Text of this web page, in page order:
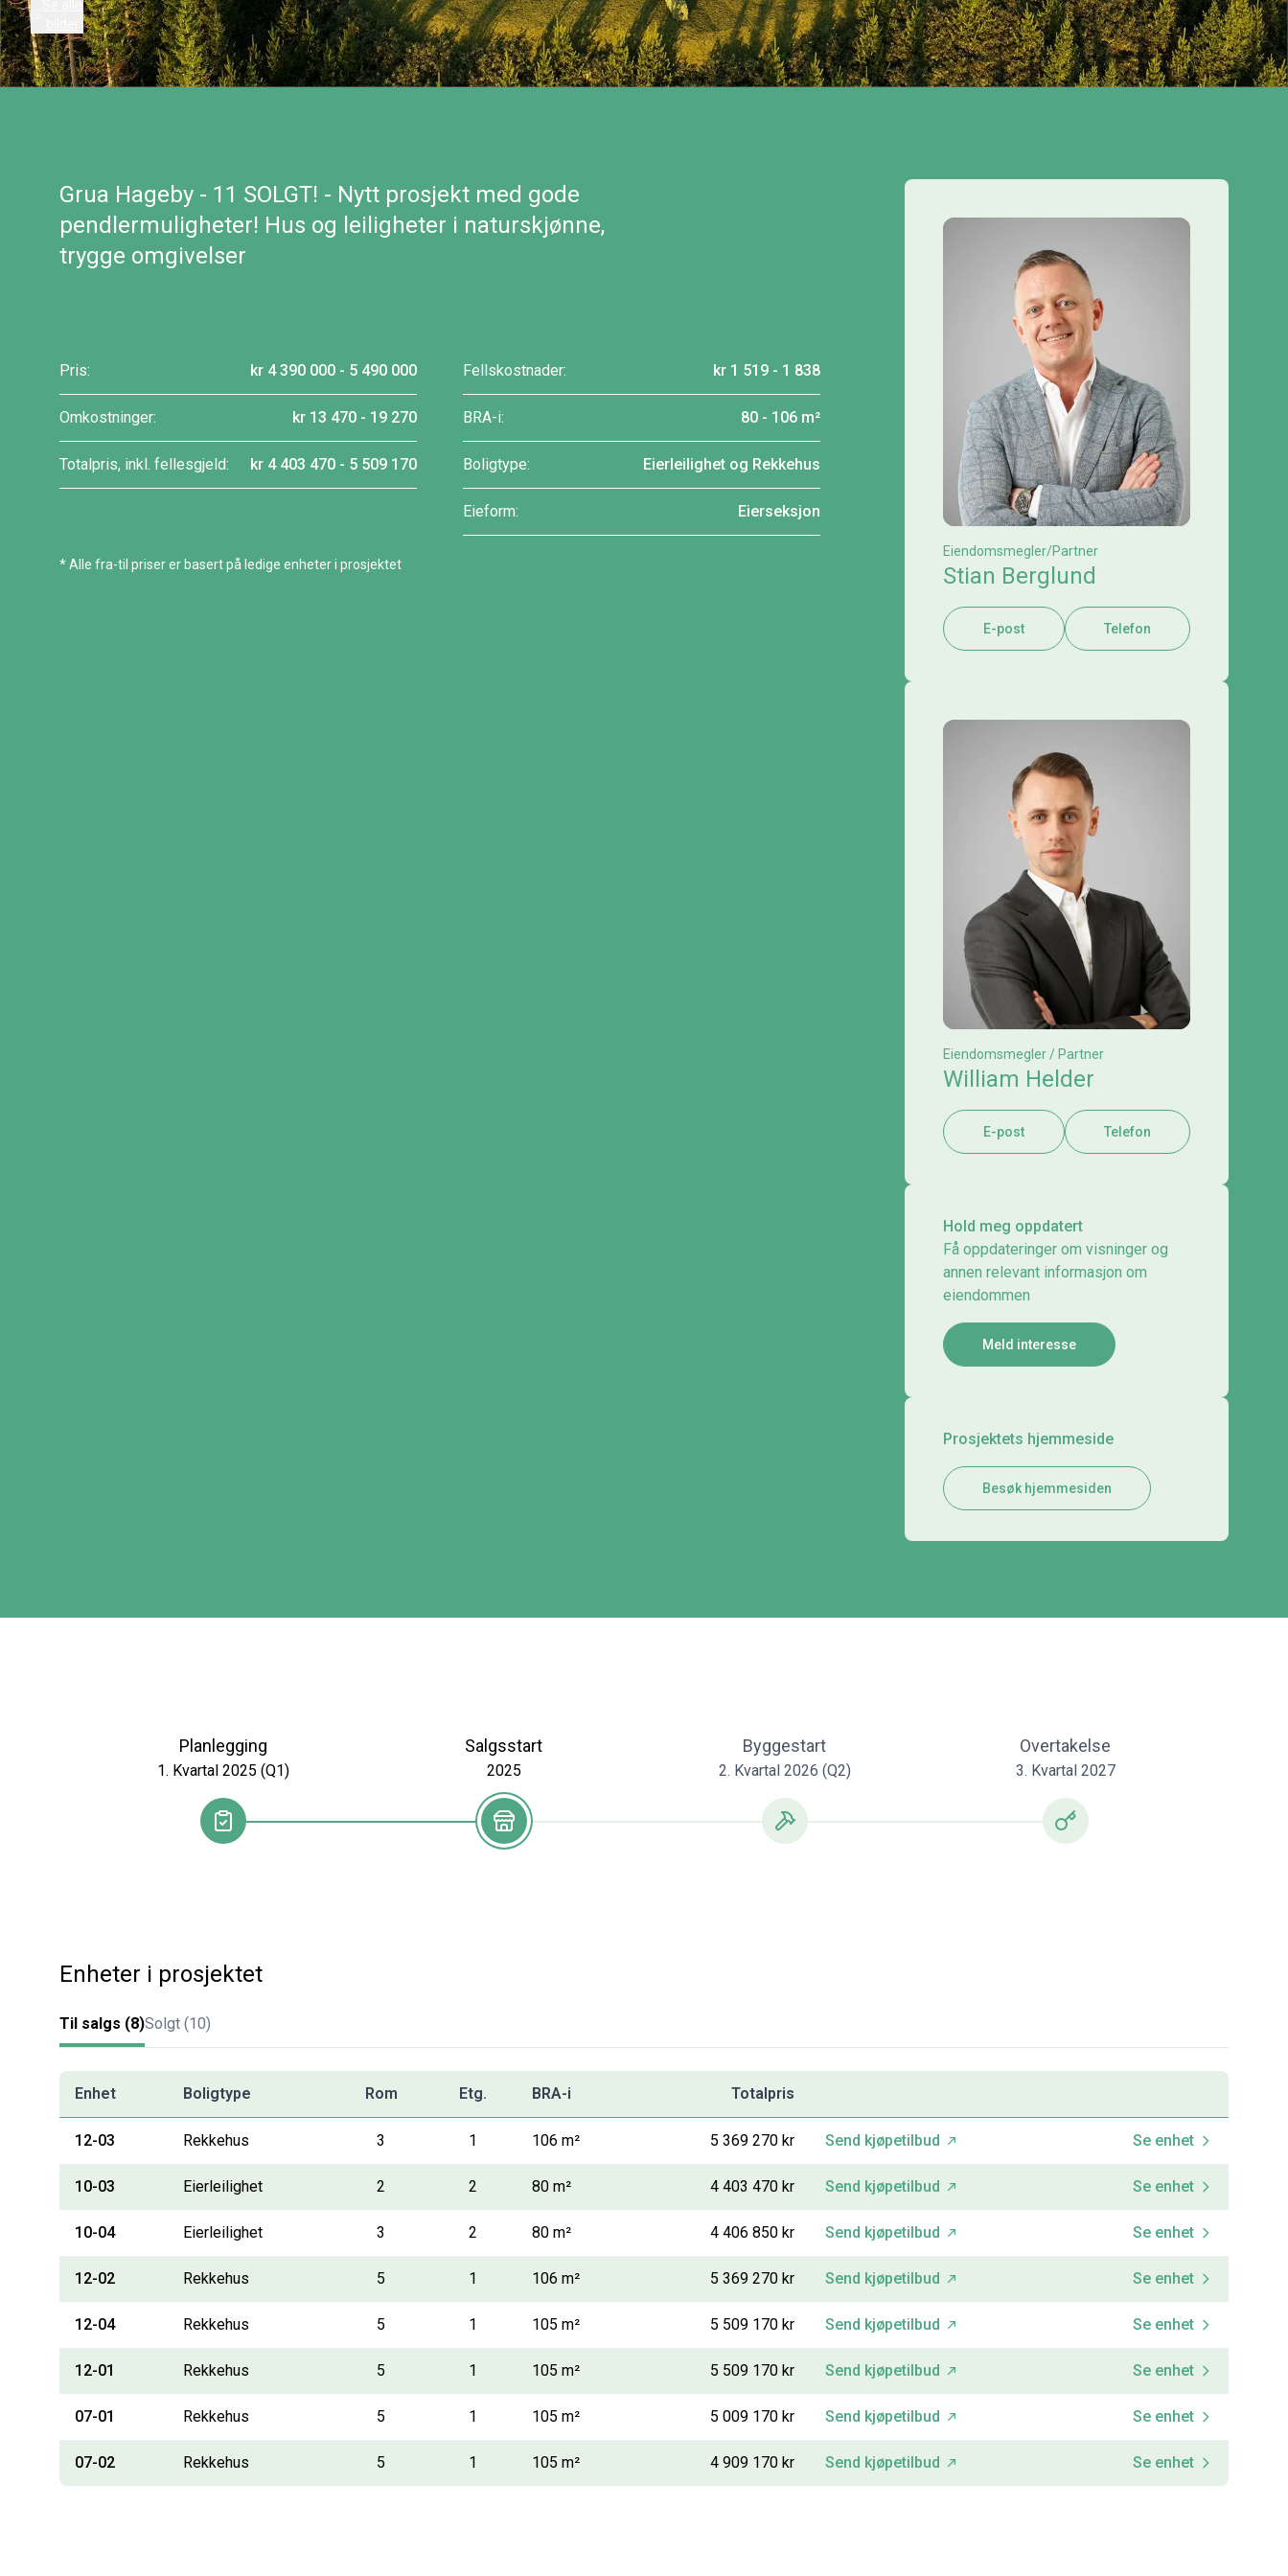
Grua Hageby - 11 SOLGT! - Nytt prosjekt med gode
pendlermuligheter! Hus og leiligheter i naturskjønne,
trygge omgivelser
Pris: kr 4 390 000 - 5 490 000
Omkostninger: kr 13 470 - 19 270
Totalpris, inkl. fellesgjeld: kr 4 403 470 - 5 509 170
Fellskostnader: kr 1 519 - 1 838
BRA-i: 80 - 106 m²
Boligtype: Eierleilighet og Rekkehus
Eieform: Eierseksjon
* Alle fra-til priser er basert på ledige enheter i prosjektet
Eiendomsmegler/Partner
Stian Berglund
E-post Telefon
Eiendomsmegler / Partner
William Helder
E-post Telefon
Hold meg oppdatert
Få oppdateringer om visninger og
annen relevant informasjon om
eiendommen
Meld interesse
Prosjektets hjemmeside
Besøk hjemmesiden
Planlegging
1. Kvartal 2025 (Q1)
Salgsstart
2025
Byggestart
2. Kvartal 2026 (Q2)
Overtakelse
3. Kvartal 2027
Enheter i prosjektet
Til salgs (8)Solgt (10)
Enhet Boligtype Rom Etg. BRA-i Totalpris
12-03 Rekkehus 3 1 106 m² 5 369 270 kr Send kjøpetilbud Se enhet
10-03 Eierleilighet 2 2 80 m² 4 403 470 kr Send kjøpetilbud Se enhet
10-04 Eierleilighet 3 2 80 m² 4 406 850 kr Send kjøpetilbud Se enhet
12-02 Rekkehus 5 1 106 m² 5 369 270 kr Send kjøpetilbud Se enhet
12-04 Rekkehus 5 1 105 m² 5 509 170 kr Send kjøpetilbud Se enhet
12-01 Rekkehus 5 1 105 m² 5 509 170 kr Send kjøpetilbud Se enhet
07-01 Rekkehus 5 1 105 m² 5 009 170 kr Send kjøpetilbud Se enhet
07-02 Rekkehus 5 1 105 m² 4 909 170 kr Send kjøpetilbud Se enhet